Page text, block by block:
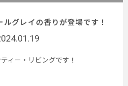
グレイの香りが登場です！
ィー・リビングです！